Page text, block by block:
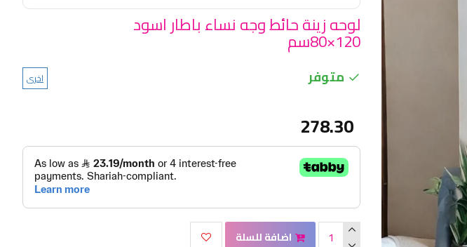
لوحه زينة حائط وجه نساء باطار اسود
120×80سم
متوفر اخرى
278.30
اضافة للسلة